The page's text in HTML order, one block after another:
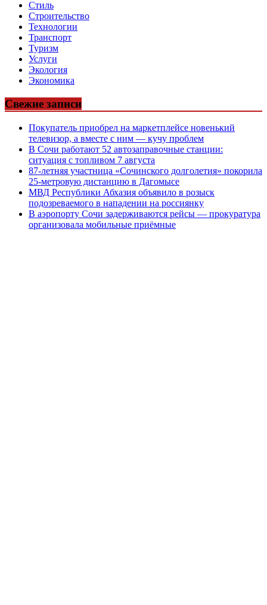
Стиль
Строительство
Технологии
Транспорт
Туризм
Услуги
Экология
Экономика
Свежие записи
Покупатель приобрел на маркетплейсе новенький
телевизор, а вместе с ним — кучу проблем
В Сочи работают 52 автозаправочные станции:
ситуация с топливом 7 августа
87-летняя участница «Сочинского долголетия» покорила
25-метровую дистанцию в Дагомысе
МВД Республики Абхазия объявило в розыск
подозреваемого в нападении на россиянку
В аэропорту Сочи задерживаются рейсы — прокуратура
организовала мобильные приёмные